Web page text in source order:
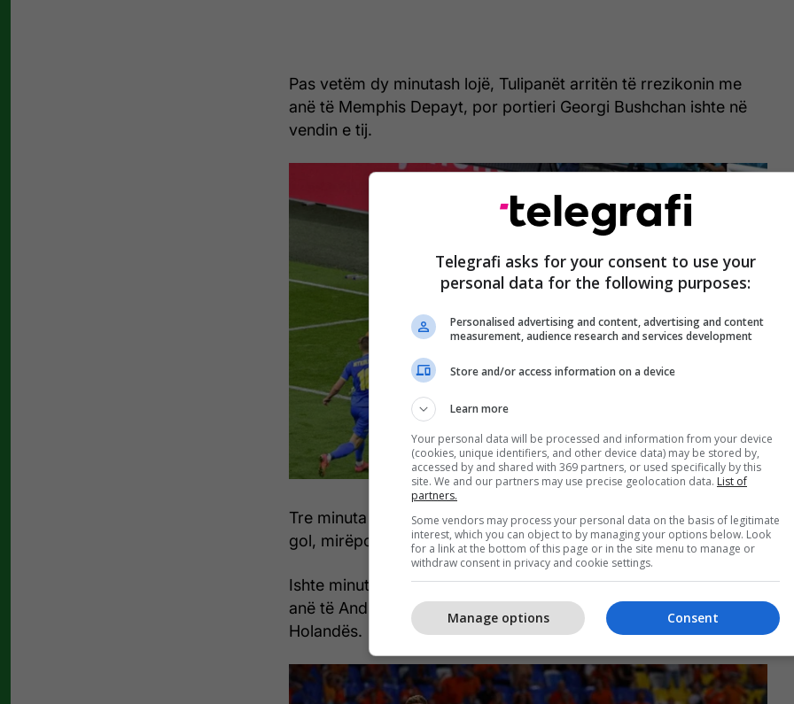
Pas vetëm dy minutash lojë, Tulipanët arritën të rrezikonin me
anë të Memphis Depayt, por portieri Georgi Bushchan ishte në
vendin e tij.
Tre minuta më vonë, Denzel Dumfries pati një shans të mirë për
gol, mirëpo Buschan sërish priti.
Ishte minuta e 28 kur erdhi shansi për Ukrainën që rrezikoi me
anë të Andryi Yarmolenkos, por ajo u ndalua nga mbrojtësit e
Holandës.
Telegrafi asks for your consent to use your
personal data for the following purposes:
Personalised advertising and content, advertising and content
measurement, audience research and services development
Store and/or access information on a device
Learn more
Your personal data will be processed and information from your device
(cookies, unique identifiers, and other device data) may be stored by,
accessed by and shared with 369 partners, or used specifically by this
site. We and our partners may use precise geolocation data. List of
partners.
Some vendors may process your personal data on the basis of legitimate
interest, which you can object to by managing your options below. Look
for a link at the bottom of this page or in the site menu to manage or
withdraw consent in privacy and cookie settings.
Consent
Manage options